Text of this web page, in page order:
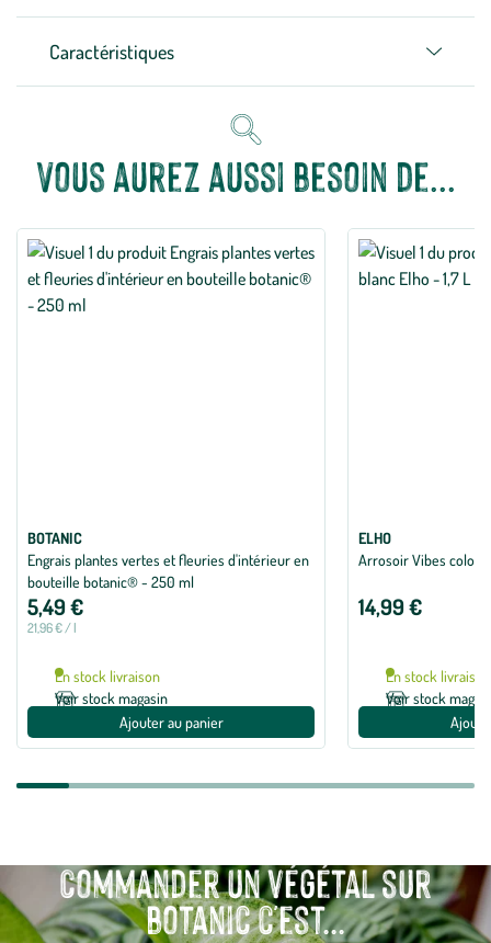
Caractéristiques
Vous aurez aussi besoin de...
BOTANIC
Engrais plantes vertes et fleuries d'intérieur en
bouteille botanic® - 250 ml
5,49 €
21,96 € / l
En stock livraison
Voir stock magasin
Ajouter au panier
ELHO
Arrosoir Vibes coloris
14,99 €
En stock livraison
Voir stock
Commander un végétal sur
botanic c'est...